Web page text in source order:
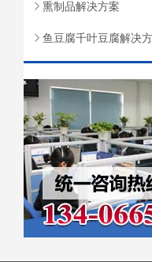
熏制品解决方案
鱼豆腐千叶豆腐解决